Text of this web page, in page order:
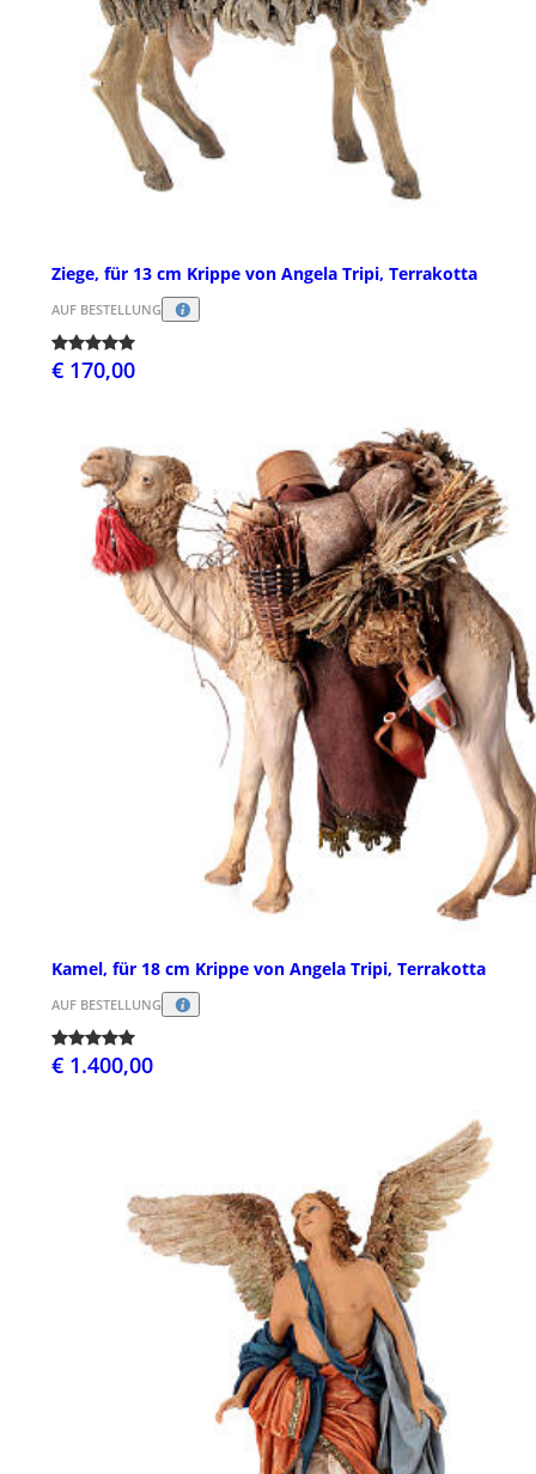
Ziege, für 13 cm Krippe von Angela Tripi, Terrakotta
AUF BESTELLUNG
€ 170,00
Kamel, für 18 cm Krippe von Angela Tripi, Terrakotta
AUF BESTELLUNG
€ 1.400,00